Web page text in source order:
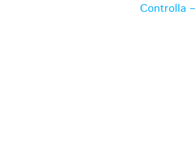
Controlla